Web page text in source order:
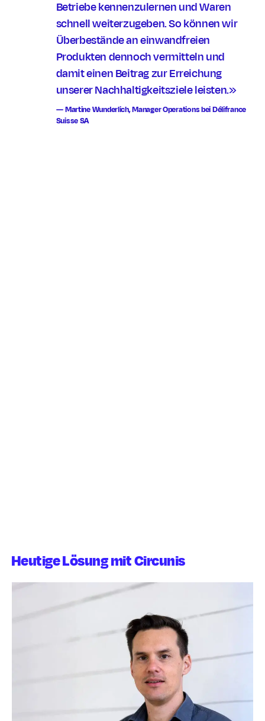
Betriebe kennenzulernen und Waren
schnell weiterzugeben. So können wir
Überbestände an einwandfreien
Produkten dennoch vermitteln und
damit einen Beitrag zur Erreichung
unserer Nachhaltigkeitsziele leisten.»
Martine Wunderlich, Manager Operations bei Délifrance
Suisse SA
Heutige Lösung mit Circunis